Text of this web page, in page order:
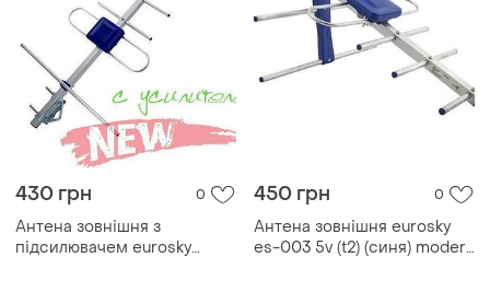
430 грн 0
Антена зовнішня з
підсилювачем eurosky
450 грн 0
Антена зовнішня eurosky
es-003 5v (t2) (синя) modern